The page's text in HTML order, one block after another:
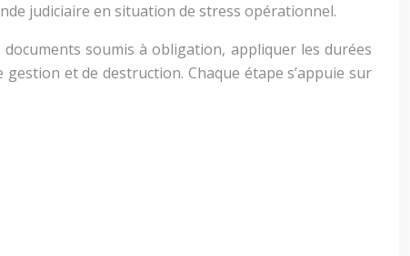
judiciaire en situation de stress opérationnel.
soumis à obligation, appliquer les durées
et de destruction. Chaque étape s’appuie sur